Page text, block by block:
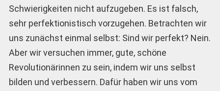
Schwierigkeiten nicht aufzugeben. Es ist falsch,
sehr perfektionistisch vorzugehen. Betrachten wir
uns zunächst einmal selbst: Sind wir perfekt? Nein.
Aber wir versuchen immer, gute, schöne
Revolutionärinnen zu sein, indem wir uns selbst
bilden und verbessern. Dafür haben wir uns vom